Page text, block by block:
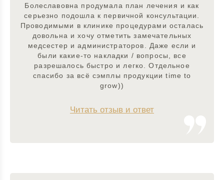
Болеславовна продумала план лечения и как
серьезно подошла к первичной консультации.
Проводимыми в клинике процедурами осталась
довольна и хочу отметить замечательных
медсестер и администраторов. Даже если и
были какие-то накладки / вопросы, все
разрешалось быстро и легко. Отдельное
спасибо за всё сэмплы продукции time to
grow))
Читать отзыв и ответ